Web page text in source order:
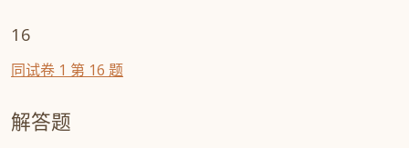
16
同试卷 1 第 16 题
解答题